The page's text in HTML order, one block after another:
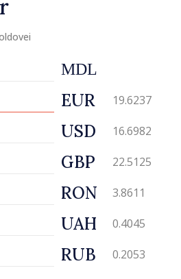
MDL
EUR 19.6237
USD 16.6982
GBP 22.5125
RON 3.8611
UAH 0.4045
RUB 0.2053